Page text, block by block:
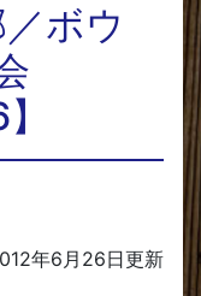
ボウ
年6月26日更新